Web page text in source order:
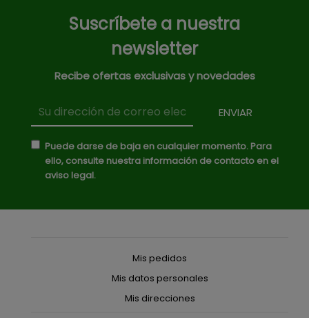
Suscríbete a nuestra
newsletter
Recibe ofertas exclusivas y novedades
Puede darse de baja en cualquier momento. Para
ello, consulte nuestra información de contacto en el
aviso legal.
Mis pedidos
Mis datos personales
Mis direcciones